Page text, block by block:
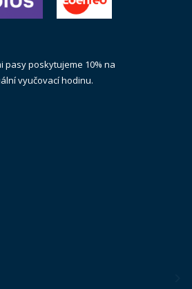
pasy poskytujeme 10% na
vyučovací hodinu.